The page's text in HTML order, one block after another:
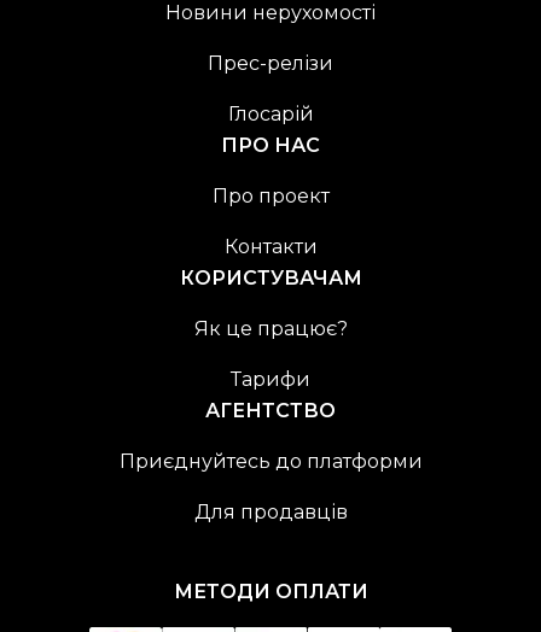
Новини нерухомості
Прес-релізи
Глосарій
ПРО НАС
Про проект
Контакти
КОРИСТУВАЧАМ
Як це працює?
Тарифи
АГЕНТСТВО
Приєднуйтесь до платформи
Для продавців
МЕТОДИ ОПЛАТИ